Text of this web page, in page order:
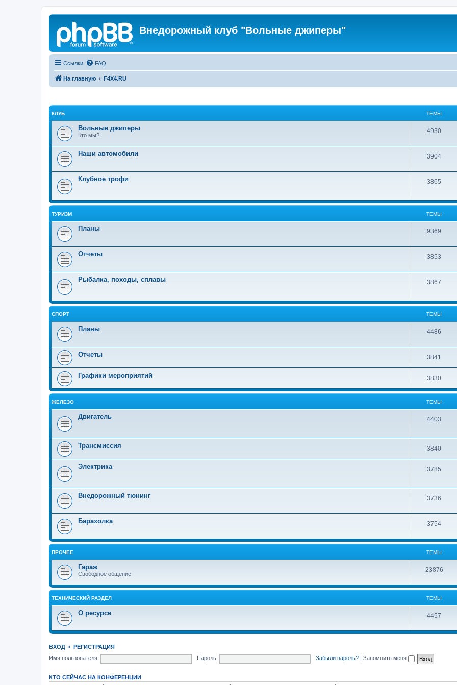
Внедорожный клуб "Вольные джиперы"
Ссылки FAQ
На главную F4X4.RU
КЛУБ ТЕМЫ
Вольные джиперы
Кто мы?
4930
Наши автомобили 3904
Клубное трофи 3865
ТУРИЗМ ТЕМЫ
Планы 9369
Отчеты 3853
Рыбалка, походы, сплавы 3867
СПОРТ ТЕМЫ
Планы 4486
Отчеты 3841
Графики мероприятий 3830
ЖЕЛЕЗО ТЕМЫ
Двигатель 4403
Трансмиссия 3840
Электрика 3785
Внедорожный тюнинг 3736
Барахолка 3754
ПРОЧЕЕ ТЕМЫ
Гараж
Свободное общение
23876
ТЕХНИЧЕСКИЙ РАЗДЕЛ ТЕМЫ
О ресурсе 4457
ВХОД • РЕГИСТРАЦИЯ
Имя пользователя:
Пароль: Забыли пароль? Запомнить меня
КТО СЕЙЧАС НА КОНФЕРЕНЦИИ